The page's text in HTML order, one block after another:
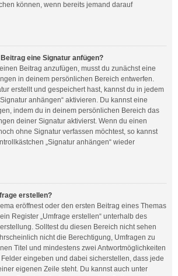
können, wenn bereits jemand darauf
eine Signatur anfügen?
Beitrag anzufügen, musst du zunächst eine
in deinem persönlichen Bereich entwerfen.
erstellt und gespeichert hast, kannst du in jedem
anhängen“ aktivieren. Du kannst eine
indem du in deinem persönlichen Bereich das
deiner Signatur aktivierst. Wenn du einen
ohne Signatur verfassen möchtest, so kannst
„Signatur anhängen“ wieder
erstellen?
eröffnest oder den ersten Beitrag eines Themas
Register „Umfrage erstellen“ unterhalb des
Solltest du diesen Bereich nicht sehen
nicht die Berechtigung, Umfragen zu
Titel und mindestens zwei Antwortmöglichkeiten
eingeben und dabei sicherstellen, dass jede
eigenen Zeile steht. Du kannst auch unter